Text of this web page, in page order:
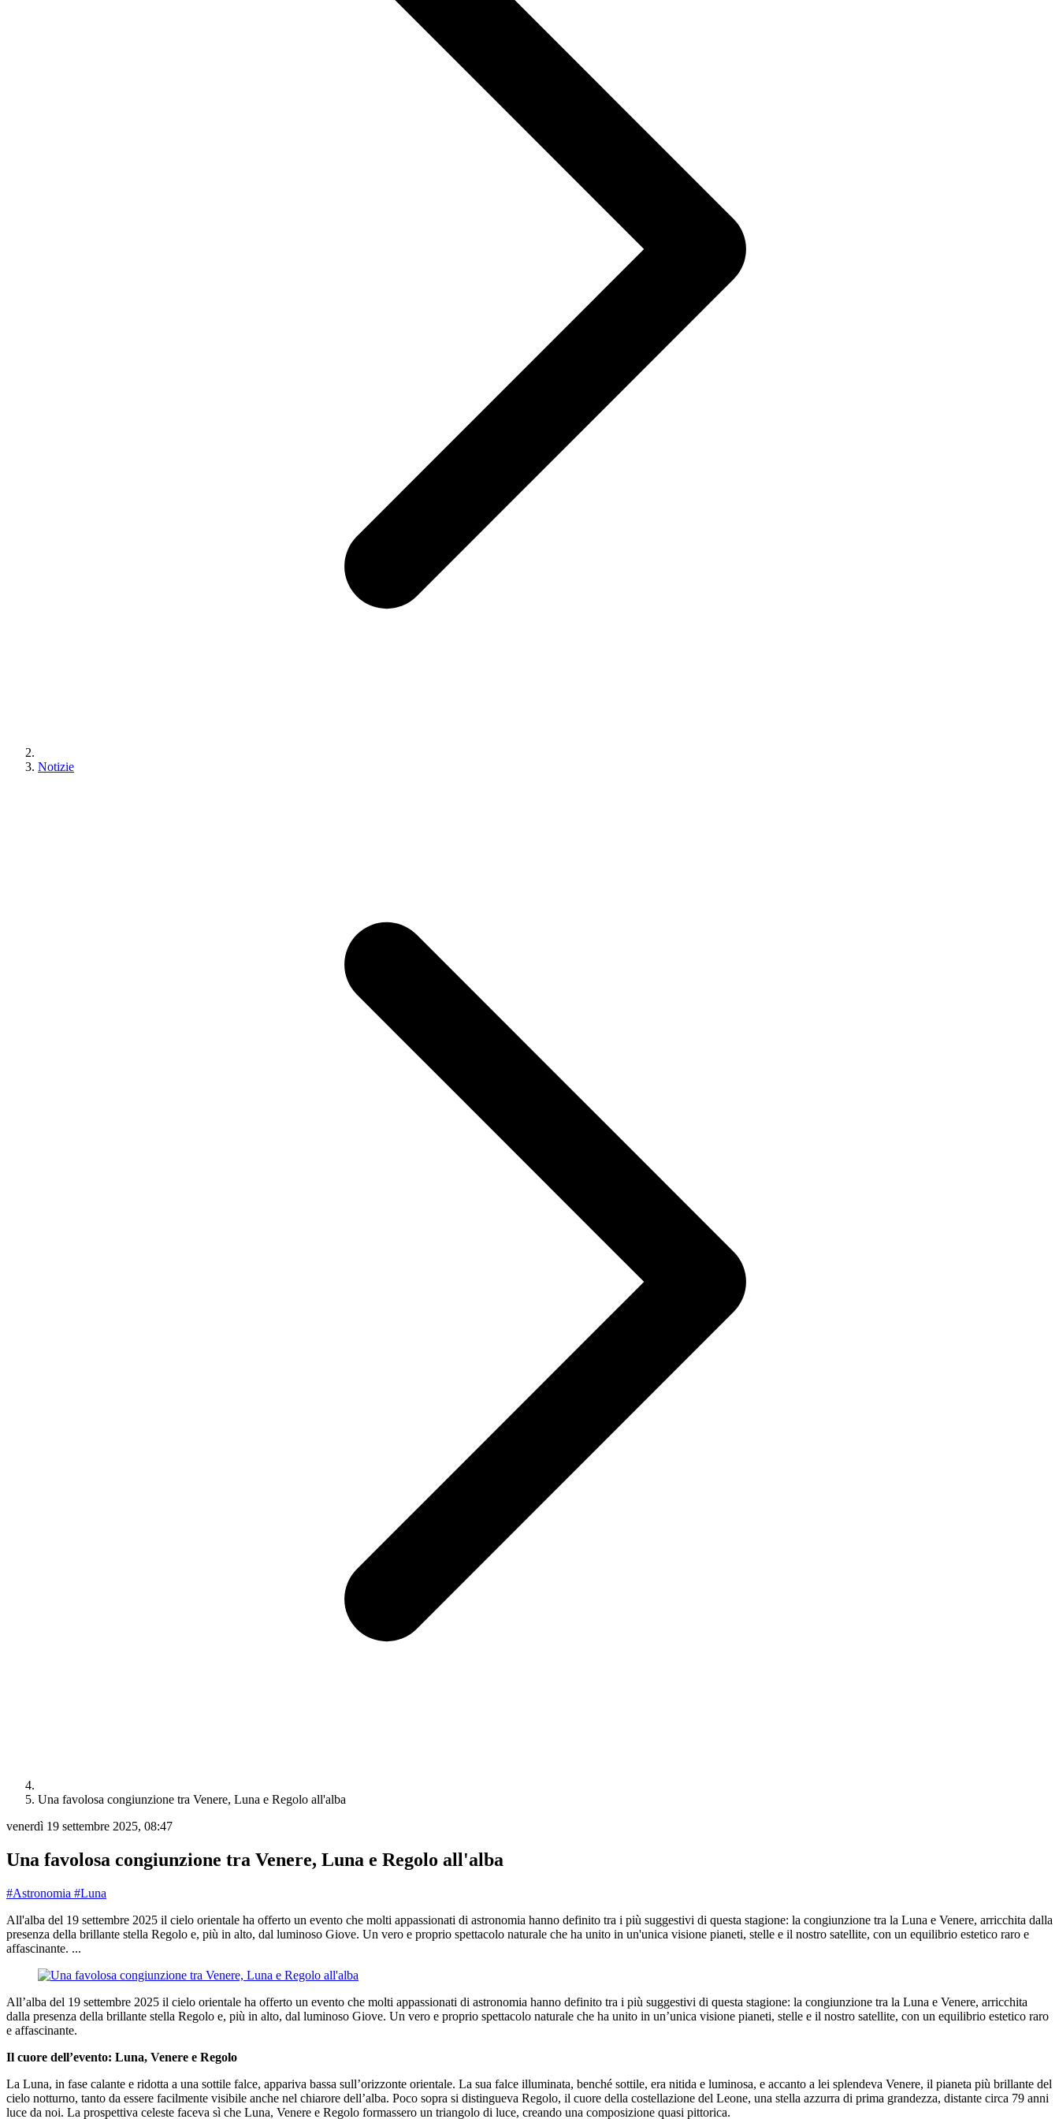
Notizie
Una favolosa congiunzione tra Venere, Luna e Regolo all'alba
venerdì 19 settembre 2025, 08:47
Una favolosa congiunzione tra Venere, Luna e Regolo all'alba
#Astronomia #Luna
All'alba del 19 settembre 2025 il cielo orientale ha offerto un evento che molti appassionati di astronomia hanno definito tra i più suggestivi di questa stagione: la congiunzione tra la Luna e Venere, arricchita dalla
presenza della brillante stella Regolo e, più in alto, dal luminoso Giove. Un vero e proprio spettacolo naturale che ha unito in un'unica visione pianeti, stelle e il nostro satellite, con un equilibrio estetico raro e
affascinante. ...
All’alba del 19 settembre 2025 il cielo orientale ha offerto un evento che molti appassionati di astronomia hanno definito tra i più suggestivi di questa stagione: la congiunzione tra la Luna e Venere, arricchita
dalla presenza della brillante stella Regolo e, più in alto, dal luminoso Giove. Un vero e proprio spettacolo naturale che ha unito in un’unica visione pianeti, stelle e il nostro satellite, con un equilibrio estetico raro
e affascinante.
Il cuore dell’evento: Luna, Venere e Regolo
La Luna, in fase calante e ridotta a una sottile falce, appariva bassa sull’orizzonte orientale. La sua falce illuminata, benché sottile, era nitida e luminosa, e accanto a lei splendeva Venere, il pianeta più brillante del
cielo notturno, tanto da essere facilmente visibile anche nel chiarore dell’alba. Poco sopra si distingueva Regolo, il cuore della costellazione del Leone, una stella azzurra di prima grandezza, distante circa 79 anni
luce da noi. La prospettiva celeste faceva sì che Luna, Venere e Regolo formassero un triangolo di luce, creando una composizione quasi pittorica.